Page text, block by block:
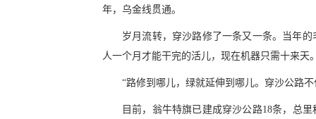
年，乌金线贯通。
岁月流转，穿沙路修了一条又一条。当年
人一个月才能干完的活儿，现在机器只需十来天
“路修到哪儿，绿就延伸到哪儿。穿沙公路
目前，翁牛特旗已建成穿沙公路18条，总